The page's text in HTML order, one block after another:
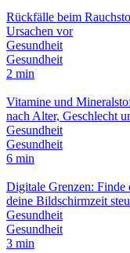
Rückfälle beim
Ursachen vor
Gesundheit
Gesundheit
2 min
Vitamine und
nach Alter, Geschlecht
Gesundheit
Gesundheit
6 min
Digitale Grenzen: Finde
deine Bildschirmzeit
Gesundheit
Gesundheit
3 min